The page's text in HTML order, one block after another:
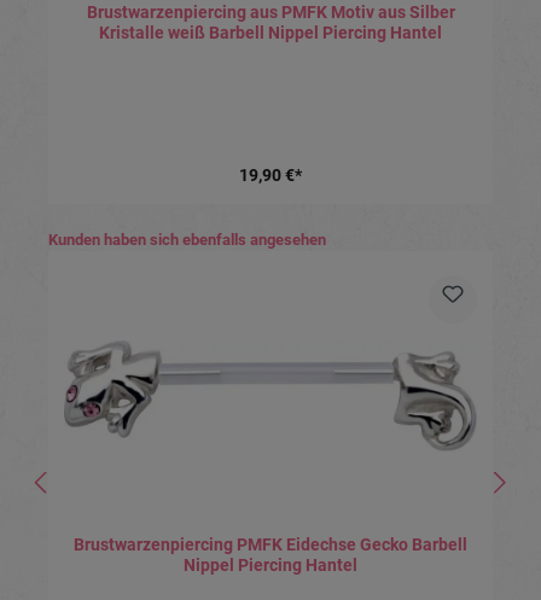
Brustwarzenpiercing aus PMFK Motiv aus Silber
Kristalle weiß Barbell Nippel Piercing Hantel
19,90 €*
Produktgalerie überspringen
Kunden haben sich ebenfalls angesehen
Brustwarzenpiercing PMFK Eidechse Gecko Barbell
Nippel Piercing Hantel